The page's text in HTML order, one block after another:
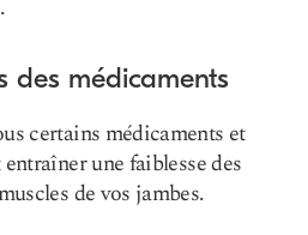
des médicaments
certains médicaments et
une faiblesse des
de vos jambes.